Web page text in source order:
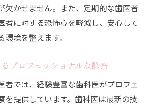
近の歯医者が提供する患者向けア
フェッショナルなクリーニングで
リーニングのプロセスと効果
における定期的クリーニングの役
欠かせません。また、定期的な歯医者
者に対する恐怖心を軽減し、安心して
境を整えます。
プロフェッショナルな診察
者では、経験豊富な歯科医がプロフェ
を提供しています。歯科医は最新の技